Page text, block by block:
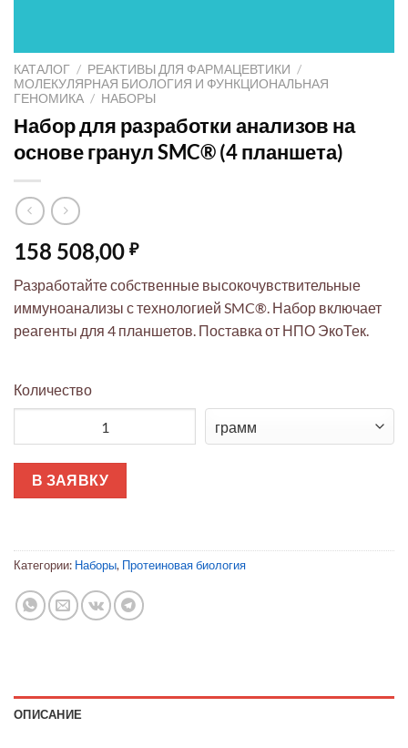
КАТАЛОГ / РЕАКТИВЫ ДЛЯ ФАРМАЦЕВТИКИ /
МОЛЕКУЛЯРНАЯ БИОЛОГИЯ И ФУНКЦИОНАЛЬНАЯ
ГЕНОМИКА / НАБОРЫ
Набор для разработки анализов на
основе гранул SMC® (4 планшета)
158 508,00 ₽
Разработайте собственные высокочувствительные
иммуноанализы с технологией SMC®. Набор включает
реагенты для 4 планшетов. Поставка от НПО ЭкоТек.
Количество
В ЗАЯВКУ
Категории: Наборы, Протеиновая биология
ОПИСАНИЕ